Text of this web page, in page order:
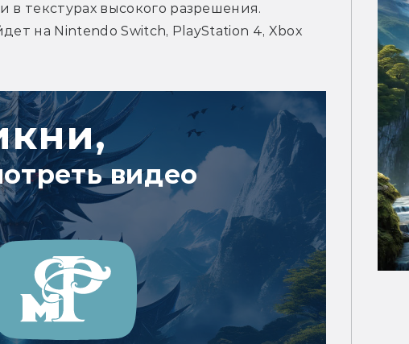
в текстурах высокого разрешения.
на Nintendo Switch, PlayStation 4, Xbox
видео